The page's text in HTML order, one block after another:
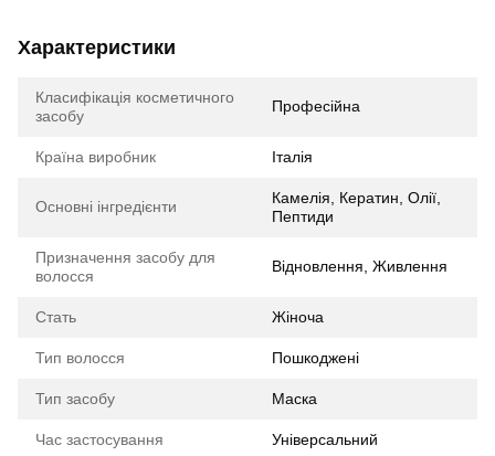
Характеристики
Класифікація косметичного
засобу
Професійна
Країна виробник Італія
Основні інгредієнти
Камелія, Кератин, Олії,
Пептиди
Призначення засобу для
волосся
Відновлення, Живлення
Стать Жіноча
Тип волосся Пошкоджені
Тип засобу Маска
Час застосування Універсальний